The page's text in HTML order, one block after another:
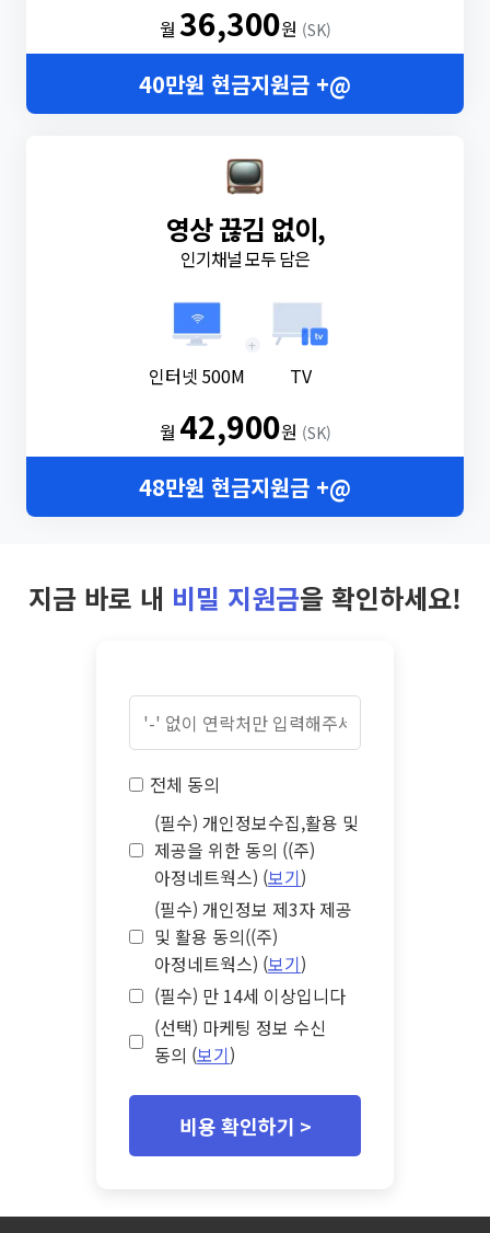
월36,300원 (SK)
40만원 현금지원금 +@
영상 끊김 없이,
인기채널 모두 담은
인터넷 500M
+
TV
월 42,900원 (SK)
48만원 현금지원금 +@
지금 바로 내 비밀 지원금을 확인하세요!
전체 동의
(필수) 개인정보수집,활용 및
제공을 위한 동의 ((주)
아정네트웍스) (보기)
(필수) 개인정보 제3자 제공
및 활용 동의((주)
아정네트웍스) (보기)
(필수) 만 14세 이상입니다
(선택) 마케팅 정보 수신
동의 (보기)
비용 확인하기 >